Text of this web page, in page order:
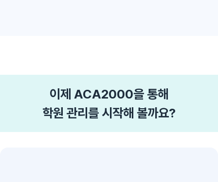
이제 ACA2000을 통해
학원 관리를 시작해 볼까요?